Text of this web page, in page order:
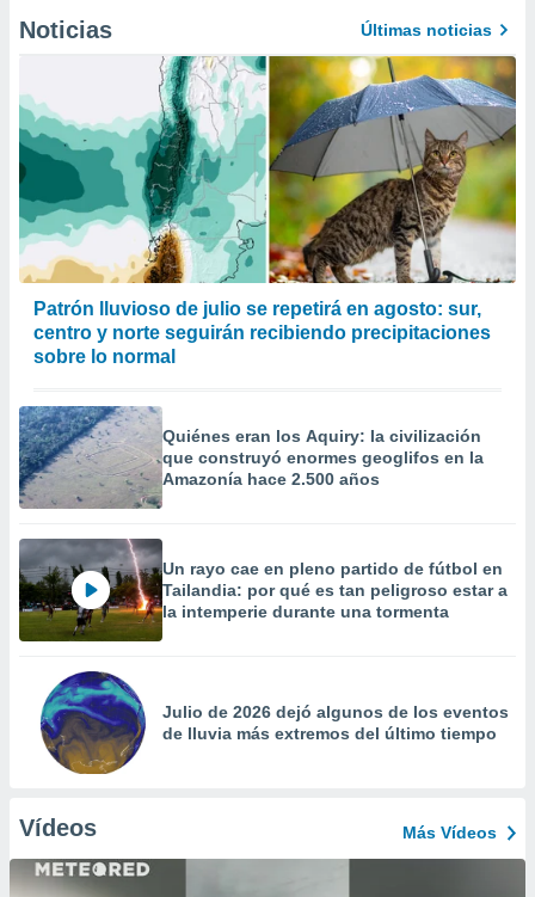
Noticias Últimas noticias
Patrón lluvioso de julio se repetirá en agosto: sur,
centro y norte seguirán recibiendo precipitaciones
sobre lo normal
Quiénes eran los Aquiry: la civilización
que construyó enormes geoglifos en la
Amazonía hace 2.500 años
Un rayo cae en pleno partido de fútbol en
Tailandia: por qué es tan peligroso estar a
la intemperie durante una tormenta
Julio de 2026 dejó algunos de los eventos
de lluvia más extremos del último tiempo
Vídeos Más Vídeos